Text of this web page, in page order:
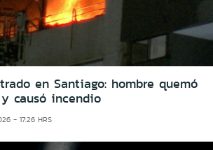
en Santiago: hombre quemó
causó incendio
- 17:26 HRS